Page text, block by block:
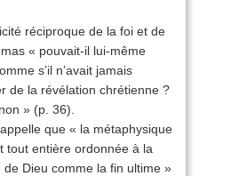
réciproque de la foi et de
« pouvait-il lui-même
s’il n’avait jamais
de la révélation chrétienne ?
» (p. 36).
que « la métaphysique
tout entière ordonnée à la
de Dieu comme la fin ultime »